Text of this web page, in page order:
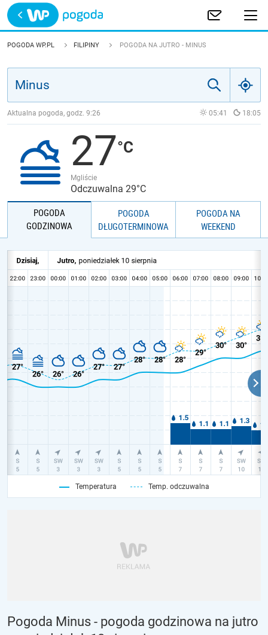
Trwa ładowanie
POLSKA
JAKOŚĆ POWIETRZA
POGODA WP.PL FILIPINY POGODA NA JUTRO - MINUS
Aktualna pogoda, godz. 9:26 05:41 18:05
27
Mgliście
Odczuwalna 29°C
POGODA
GODZINOWA
POGODA
DŁUGOTERMINOWA
POGODA NA
WEEKEND
Temperatura Temp. odczuwalna
Pogoda Minus - pogoda godzinowa na jutro